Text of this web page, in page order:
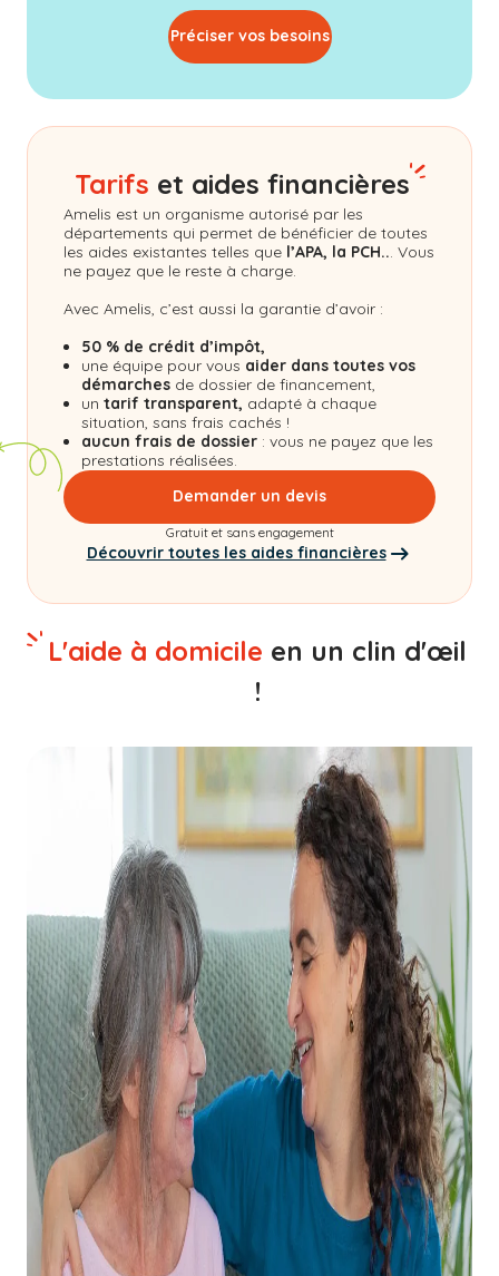
Préciser vos besoins
Tarifs et aides financières
Amelis est un organisme autorisé par les
départements qui permet de bénéficier de toutes
les aides existantes telles que l’APA, la PCH... Vous
ne payez que le reste à charge.
Avec Amelis, c’est aussi la garantie d’avoir :
50 % de crédit d’impôt,
une équipe pour vous aider dans toutes vos
démarches de dossier de financement,
un tarif transparent, adapté à chaque
situation, sans frais cachés !
aucun frais de dossier : vous ne payez que les
prestations réalisées.
Demander un devis
Gratuit et sans engagement
Découvrir toutes les aides financières
L'aide à domicile en un clin d'œil
!